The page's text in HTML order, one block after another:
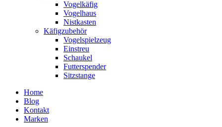
Vogelkäfig
Vogelhaus
Nistkasten
Käfigzubehör
Vogelspielzeug
Einstreu
Schaukel
Futterspender
Sitzstange
Home
Blog
Kontakt
Marken